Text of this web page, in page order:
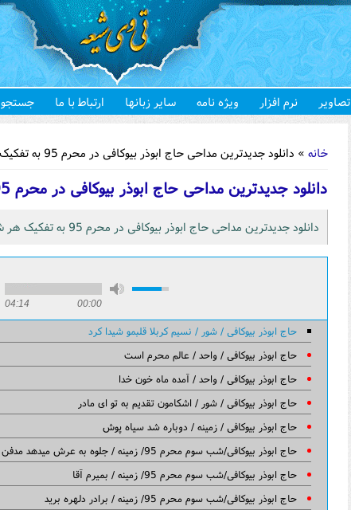
تصاویر نرم افزار ویژه نامه سایر زبانها ارتباط با ما جستجو
خانه » دانلود جدیدترین مداحی حاج ابوذر بیوکافی در محرم 95 به تفکیک هر شب
دانلود جدیدترین مداحی حاج ابوذر بیوکافی در محرم 95 به تفکیک هر شب
دانلود جدیدترین مداحی حاج ابوذر بیوکافی در محرم 95 به تفکیک هر شب
00:00
04:14
حاج ابوذر بیوکافی / شور / نسیم کربلا قلبمو شیدا کرد
حاج ابوذر بیوکافی / واحد / عالم محرم است
حاج ابوذر بیوکافی / واحد / آمده ماه خون خدا
حاج ابوذر بیوکافی / شور / اشکامون تقدیم به تو ای مادر
حاج ابوذر بیوکافی / زمینه / دوباره شد سیاه پوش
حاج ابوذر بیوکافی/شب سوم محرم 95/ زمینه / جلوه به عرش میدهد مدفن با صفای تو
حاج ابوذر بیوکافی/شب سوم محرم 95/ زمینه / بمیرم آقا
حاج ابوذر بیوکافی/شب سوم محرم 95/ زمینه / برادر دلهره برید